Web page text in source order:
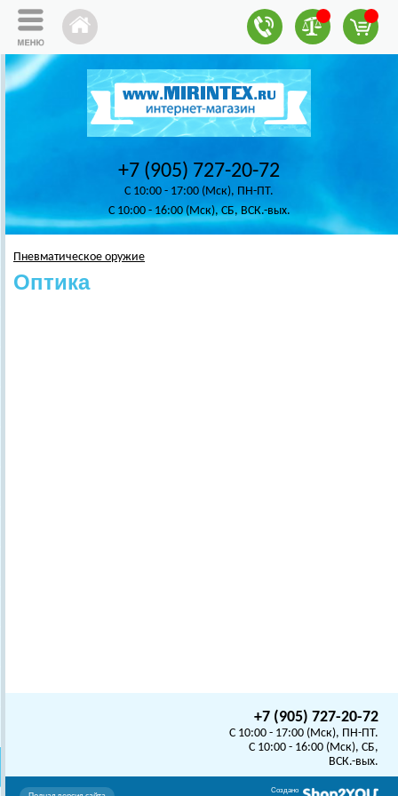
+7 (905) 727-20-72
C 10:00 - 17:00 (Мск), ПН-ПТ.
C 10:00 - 16:00 (Мск), СБ, ВСК.-вых.
Пневматическое оружие
Оптика
+7 (905) 727-20-72
C 10:00 - 17:00 (Мск), ПН-ПТ.
C 10:00 - 16:00 (Мск), СБ,
ВСК.-вых.
Создано